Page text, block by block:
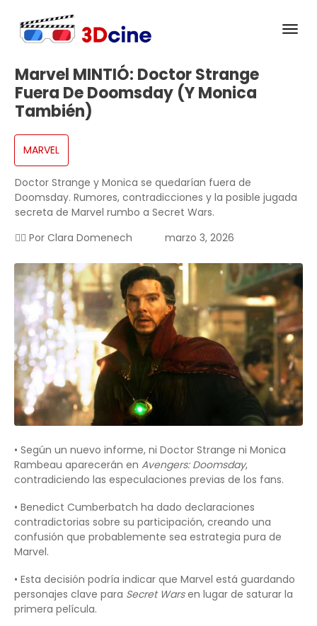
Marvel MINTIÓ: Doctor Strange
Fuera De Doomsday (y Monica
También)
MARVEL
Doctor Strange y Monica se quedarían fuera de
Doomsday. Rumores, contradicciones y la posible jugada
secreta de Marvel rumbo a Secret Wars.
✍🏻 Por Clara Domenech marzo 3, 2026
• Según un nuevo informe, ni Doctor Strange ni Monica
Rambeau aparecerán en Avengers: Doomsday,
contradiciendo las especulaciones previas de los fans.
• Benedict Cumberbatch ha dado declaraciones
contradictorias sobre su participación, creando una
confusión que probablemente sea estrategia pura de
Marvel.
• Esta decisión podría indicar que Marvel está guardando
personajes clave para Secret Warsen lugar de saturar la
primera película.